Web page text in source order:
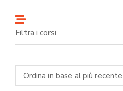
Filtra i corsi